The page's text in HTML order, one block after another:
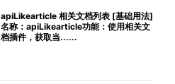
相关文档列表
apiLikearticle 相关文档列表 [基础用法]
名称：apiLikearticle功能：使用相关文
档插件，获取当......